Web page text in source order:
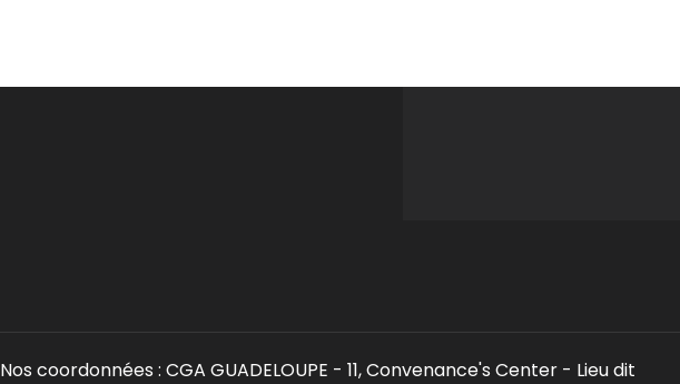
Nos coordonnées : CGA GUADELOUPE - 11, Convenance's Center - Lieu dit